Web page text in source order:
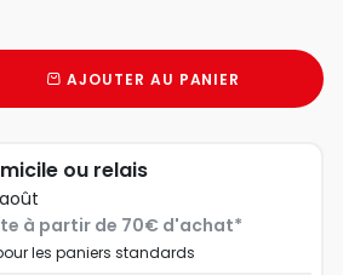
AJOUTER AU PANIER
ou relais
août
à partir de 70€ d'achat*
les paniers standards